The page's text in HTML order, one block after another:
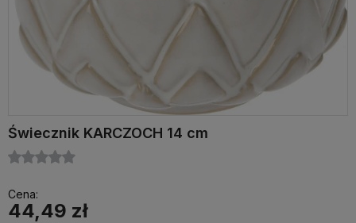
Świecznik KARCZOCH 14 cm
Cena:
44,49 zł